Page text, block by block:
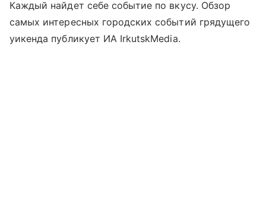
Каждый найдет себе событие по вкусу. Обзор
самых интересных городских событий грядущего
уикенда публикует ИА IrkutskMedia.